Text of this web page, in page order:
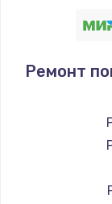
Замена
Ремонт